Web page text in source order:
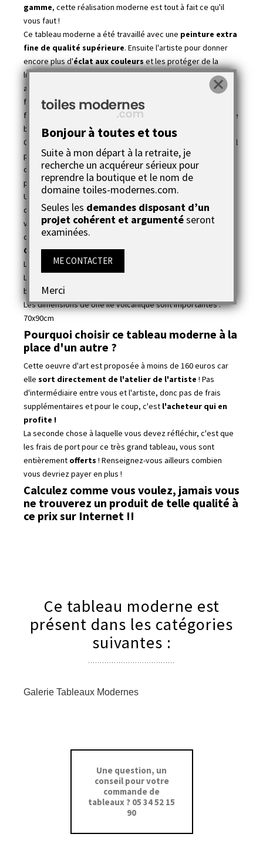
gamme, cette réalisation moderne est tout à fait ce qu'il
vous faut !
Ce tableau moderne a été travaillé avec une peinture extra
fine de qualité supérieure. Ensuite l'artiste pour donner
encore plus d'éclat aux couleurset les protéger de la
lumière, a recouvert la peinture de deux couches de vernis
acrylique. La finition est parfaite, même le crochet est déjà
fixé au dos de l'oeuvre. C'est uneattache spéciale
forme de dents pour facilité la pose du tableau afin le mettre
bien droit.
C'est une
pièce moderne unique
que vous ne trouverez nul
part ailleurs ! La galerie Toiles-Modernes.com interdit toute
copie ou reproduction de ses oeuvres sous peine de
poursuites.
Un
certificat d'authenticitévous sera fourni, c'est un
document très important qui prouve que ce tableau Une île
volcanique est bien une oeuvre unique. La toile est signée,
contre-signée et numérotée par l'artiste elle-même.
Cariaest unepeintrecotée
Larousse des Cotations Drouot depuis 2011
Les couleurs de cette réalisation moderne sont : gris, rouge,
bleu, noir, blanc...
Les dimensions de Une île volcanique sont importantes :
70x90cm
Pourquoi choisir ce tableau moderne à la
place d'un autre ?
Cette oeuvre d'art est proposée à moins de 160 euros car
elle sort directement de l'atelier de l'artiste ! Pas
d'intermédiaire entre vous et l'artiste, donc pas de frais
supplémentaires et pour le coup, c'est l'acheteur qui en
profite !
La seconde chose à laquelle vous devez réfléchir, c'est que
les frais de port pour ce très grand tableau, vous sont
entièrement offerts ! Renseignez-vous ailleurs combien
vous devriez payer en plus !
Calculez comme vous voulez, jamais vous
ne trouverez un produit de telle qualité à
ce prix sur Internet !!
Ce tableau moderne est
présent dans les catégories
suivantes :
Galerie Tableaux Modernes
Une question, un
conseil pour votre
commande de
tableaux ? 05 34 52 15
90
Bonjour à toutes et tous
Suite à mon départ à la retraite, je
recherche un acquéreur sérieux pour
reprendre la boutique et le nom de
domaine toiles-modernes.com.
Seules les demandes disposant d’un
projet cohérent et argumentéseront
examinées.
ME CONTACTER
Merci